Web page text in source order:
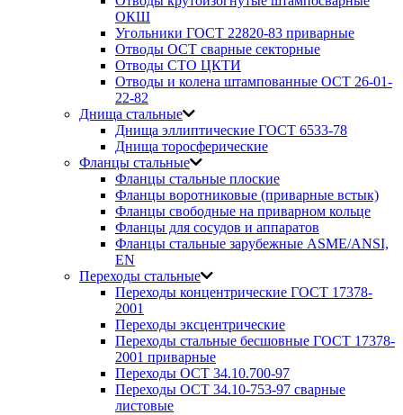
ОКШ
Угольники ГОСТ 22820-83 приварные
Отводы ОСТ сварные секторные
Отводы СТО ЦКТИ
Отводы и колена штампованные ОСТ 26-01-
22-82
Днища стальные
Днища эллиптические ГОСТ 6533-78
Днища торосферические
Фланцы стальные
Фланцы стальные плоские
Фланцы воротниковые (приварные встык)
Фланцы свободные на приварном кольце
Фланцы для сосудов и аппаратов
Фланцы стальные зарубежные ASME/ANSI,
EN
Переходы стальные
Переходы концентрические ГОСТ 17378-
2001
Переходы эксцентрические
Переходы стальные бесшовные ГОСТ 17378-
2001 приварные
Переходы ОСТ 34.10.700-97
Переходы ОСТ 34.10-753-97 сварные
листовые